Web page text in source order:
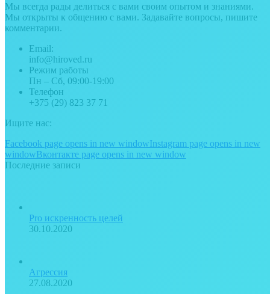
Мы всегда рады делиться с вами своим опытом и знаниями.
Мы открыты к общению с вами. Задавайте вопросы, пишите
комментарии.
Email:
info@hiroved.ru
Режим работы
Пн – Сб, 09:00-19:00
Телефон
+375 (29) 823 37 71
Ищите нас:
Facebook page opens in new windowInstagram page opens in new
windowВконтакте page opens in new window
Последние записи
Pro искренность целей
30.10.2020
Агрессия
27.08.2020